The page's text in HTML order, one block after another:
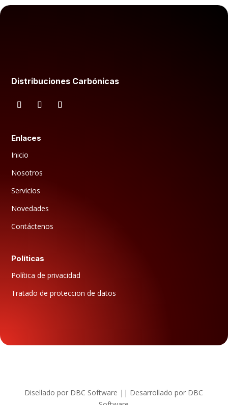
Distribuciones Carbónicas
Enlaces
Inicio
Nosotros
Servicios
Novedades
Contáctenos
Políticas
Política de privacidad
Tratado de proteccion de datos
Disellado por DBC Software || Desarrollado por DBC